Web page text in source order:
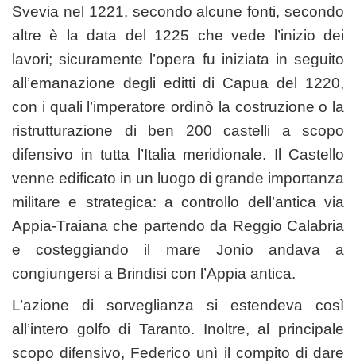
Svevia nel 1221, secondo alcune fonti, secondo
altre è la data del 1225 che vede l’inizio dei
lavori; sicuramente l’opera fu iniziata in seguito
all’emanazione degli editti di Capua del 1220,
con i quali l’imperatore ordinò la costruzione o la
ristrutturazione di ben 200 castelli a scopo
difensivo in tutta l’Italia meridionale. Il Castello
venne edificato in un luogo di grande importanza
militare e strategica: a controllo dell’antica via
Appia-Traiana che partendo da Reggio Calabria
e costeggiando il mare Jonio andava a
congiungersi a Brindisi con l’Appia antica.
L’azione di sorveglianza si estendeva così
all’intero golfo di Taranto. Inoltre, al principale
scopo difensivo, Federico unì il compito di dare